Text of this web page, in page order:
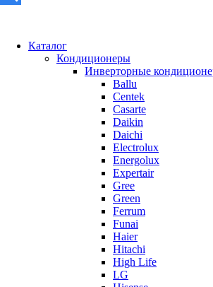
Каталог
Кондиционеры
Инверторные
Ballu
Centek
Casarte
Daikin
Daichi
Electrolux
Energolux
Expertair
Gree
Green
Ferrum
Funai
Haier
Hitachi
High Life
LG